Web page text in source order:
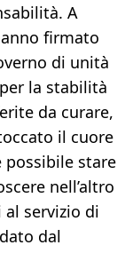
A
firmato
di unità
la stabilità
da curare,
il cuore
possibile stare
nell’altro
servizio di
dal